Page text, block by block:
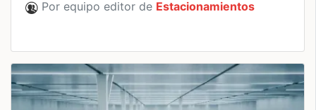
Por equipo editor de Estacionamientos